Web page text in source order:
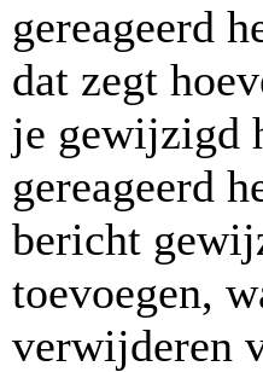
gereageerd
dat zegt
je gewijzigd
gereageerd
bericht
toevoegen,
verwijderen